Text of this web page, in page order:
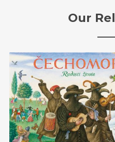
Our